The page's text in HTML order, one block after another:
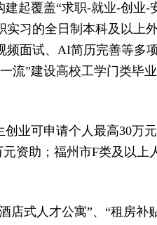
起覆盖“求职-就业-创业
习的全日制本科及以上
面试、AI简历完善等多
流”建设高校工学门类毕
业可申请个人最高30万
资助；福州市F类及以
店式人才公寓”、“租房